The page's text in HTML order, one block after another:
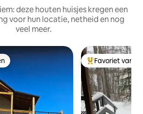
deze houten huisjes kregen een
voor hun locatie, netheid en nog
veel meer.
Topfavoriet van
Favoriet van